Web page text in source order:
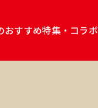
おすすめ特集・コラボ